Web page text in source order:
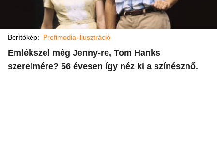
Borítókép: Profimedia-illusztráció
Emlékszel még Jenny-re, Tom Hanks
szerelmére? 56 évesen így néz ki a színésznő.